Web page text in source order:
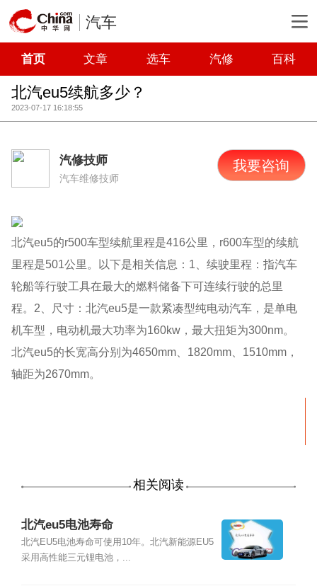
汽车
首页 文章 选车 汽修 百科
北汽eu5续航多少？
2023-07-17 16:18:55
汽修技师
汽车维修技师
我要咨询
北汽eu5的r500车型续航里程是416公里，r600车型的续航
里程是501公里。以下是相关信息：1、续驶里程：指汽车
轮船等行驶工具在最大的燃料储备下可连续行驶的总里
程。2、尺寸：北汽eu5是一款紧凑型纯电动汽车，是单电
机车型，电动机最大功率为160kw，最大扭矩为300nm。
北汽eu5的长宽高分别为4650mm、1820mm、1510mm，
轴距为2670mm。
相关阅读
北汽eu5电池寿命
北汽EU5电池寿命可使用10年。北汽新能源EU5
采用高性能三元锂电池，...